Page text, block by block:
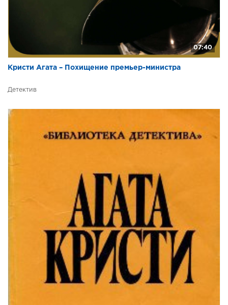
07:40
Кристи Агата – Похищение премьер-министра
Детектив